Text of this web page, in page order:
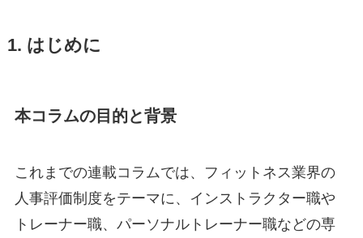
1. はじめに
本コラムの目的と背景
これまでの連載コラムでは、フィットネス業界の
人事評価制度をテーマに、インストラクター職や
トレーナー職、パーソナルトレーナー職などの専